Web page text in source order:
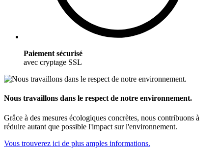
Paiement sécurisé
avec cryptage SSL
Nous travaillons dans le respect de notre environnement.
Grâce à des mesures écologiques concrètes, nous contribuons à
réduire autant que possible l'impact sur l'environnement.
Vous trouverez ici de plus amples informations.